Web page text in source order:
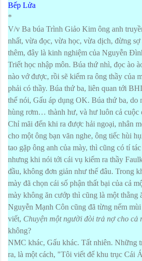
Bếp Lửa
*
V/v Ba búa Trình Giảo Kim ông anh
nhất, vừa đọc, vừa học, vừa dịch, đừng sợ
thêm, đây là kinh nghiệm của Nguyễn
Triết học nhập môn. Búa thứ nhì, đọc ào
nào vớ được, rồi sẽ kiếm ra ông thầy của
phải có thầy. Búa thứ ba, liên quan tới
thể nói, Gấu áp dụng OK. Búa thứ ba, do
hùng rơm… thành hư, và hư luôn cả cuộc
Chỉ mãi đến khi ra được hải ngoại, nhân
cho một ông bạn văn nghe, ông tiếc hùi
tao gặp ông anh của mày, thì cũng có tí
nhưng khi nói tới cái vụ kiếm ra thầy
đầu, không đơn giản như thế đâu. Trong
mày đã chọn cái số phận thất bại của cả
mày không ăn cướp thì cũng là một thằng
Nguyễn Mạnh Côn cũng đã từng nếm
viết, Chuyện một người đòi trả nợ cho cả
không?
NMC khác, Gấu khác. Tất nhiên. Những
ra, là một cách, "Tôi viết để khu trục Cái